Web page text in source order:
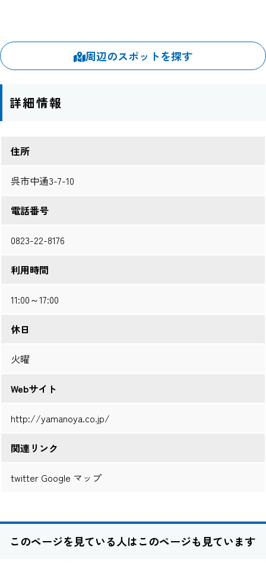
周辺のスポットを探す
詳細情報
住所
呉市中通3-7-10
電話番号
0823-22-8176
利用時間
11:00～17:00
休日
火曜
Webサイト
http://yamanoya.co.jp/
関連リンク
twitter Google マップ
このページを見ている人はこのページも見ています